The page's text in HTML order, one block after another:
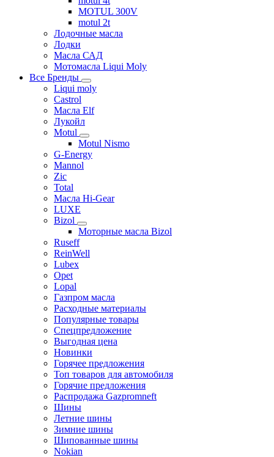
MOTUL 300V
motul 2t
Лодочные масла
Лодки
Масла САД
Мотомасла Liqui Moly
Все Бренды
Liqui moly
Castrol
Масла Elf
Лукойл
Motul
Motul Nismo
G-Energy
Mannol
Zic
Total
Масла Hi-Gear
LUXE
Bizol
Моторные масла Bizol
Ruseff
ReinWell
Lubex
Opet
Lopal
Газпром масла
Расходные материалы
Популярные товары
Спецпредложение
Выгодная цена
Новинки
Горячее предложения
Топ товаров для автомобиля
Горячие предложения
Распродажа Gazpromneft
Шины
Летние шины
Зимние шины
Шипованные шины
Nokian